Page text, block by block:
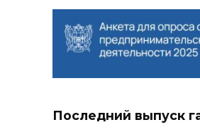
Последний выпуск